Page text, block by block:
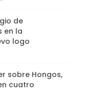
de
en la
logo
sobre Hongos,
cuatro